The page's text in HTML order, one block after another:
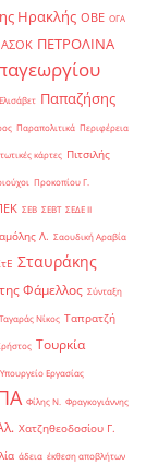
Ηρακλής ΟΒΕ ΟΓΑ
ΠΕΤΡΟΛΙΝΑ
Παπαζήσης
Παραπολιτικά Περιφέρεια
κάρτες Πιτσιλής
Προκοπίου Γ.
ΣΕΒ ΣΕΒΤ ΣΕΔΕ ΙΙ
Λ. Σαουδική Αραβία
Σταυράκης
Φάμελλος Σύνταξη
Ταγαράς Νίκος Ταπρατζή
Τουρκία
Υπουργείο Εργασίας
Φίλης Ν. Φραγκογιάννης
Χατζηθεοδοσίου Γ.
άδεια έκθεση αποβλήτων